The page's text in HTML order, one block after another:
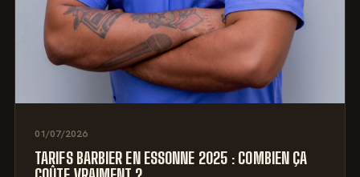
01/07/2026
TARIFS BARBIER EN ESSONNE 2025 : COMBIEN ÇA